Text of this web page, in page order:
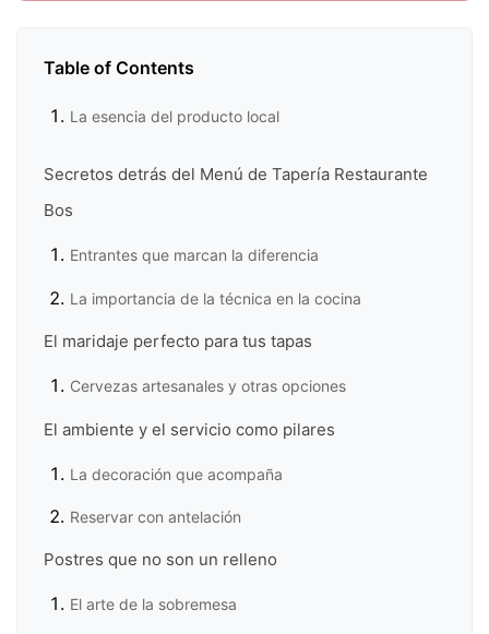
Table of Contents
La esencia del producto local
Secretos detrás del Menú de Tapería Restaurante
Bos
Entrantes que marcan la diferencia
La importancia de la técnica en la cocina
El maridaje perfecto para tus tapas
Cervezas artesanales y otras opciones
El ambiente y el servicio como pilares
La decoración que acompaña
Reservar con antelación
Postres que no son un relleno
El arte de la sobremesa